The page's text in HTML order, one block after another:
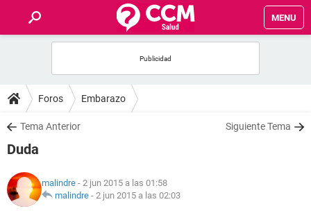
MENU
FOROS
SALUD
NUTRICIÓN
Foros Embarazo
Tema Anterior Siguiente Tema
Duda
malindre - 2 jun 2015 a las 01:58
malindre - 2 jun 2015 a las 02:03